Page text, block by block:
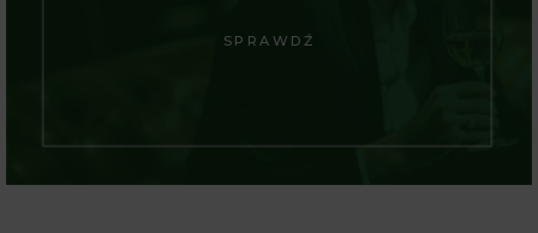
SPRAWDŹ